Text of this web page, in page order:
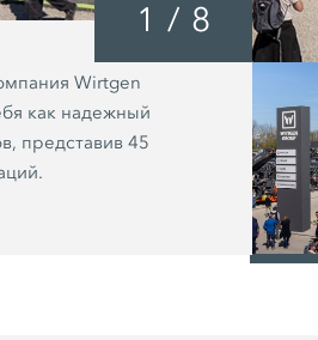
1 / 8
Wirtgen
как надежный
представив 45
/